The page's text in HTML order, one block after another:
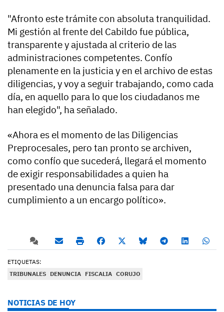
"Afronto este trámite con absoluta tranquilidad.
Mi gestión al frente del Cabildo fue pública,
transparente y ajustada al criterio de las
administraciones competentes. Confío
plenamente en la justicia y en el archivo de estas
diligencias, y voy a seguir trabajando, como cada
día, en aquello para lo que los ciudadanos me
han elegido", ha señalado.
«Ahora es el momento de las Diligencias
Preprocesales, pero tan pronto se archiven,
como confío que sucederá, llegará el momento
de exigir responsabilidades a quien ha
presentado una denuncia falsa para dar
cumplimiento a un encargo político».
ETIQUETAS:
TRIBUNALES DENUNCIA FISCALIA CORUJO
NOTICIAS DE HOY